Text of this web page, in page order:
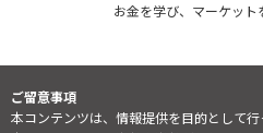
お金を学び、マーケット
ご留意事項
本コンテンツは、情報提供を目的として行